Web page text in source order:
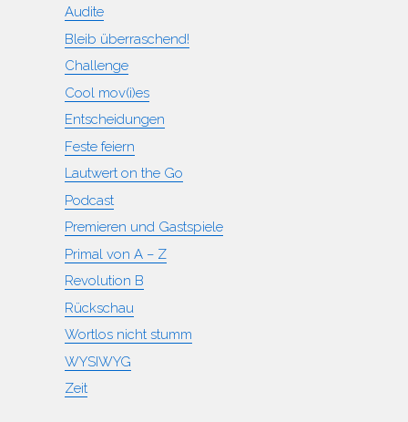
Audite
Bleib überraschend!
Challenge
Cool mov(i)es
Entscheidungen
Feste feiern
Lautwert on the Go
Podcast
Premieren und Gastspiele
Primal von A – Z
Revolution B
Rückschau
Wortlos nicht stumm
WYSIWYG
Zeit